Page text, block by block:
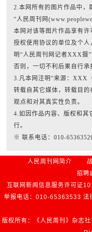
2.本网所有的图片作品中，
“人民周刊网
本网对该等图片作品享有
授权使用协议的单位及个
明“人民周刊网记者XXX摄
否则，一切不利后果自行承
3.凡本网注明“来源：XXX
转载自其它媒体，转载目
观点和对其真实性负责。
4.如因作品内容、版权和其
行。
※ 联系电话：010-
人民周刊网简介
招聘
互联网新闻信息服务许可证
举报电话：010-65363533 法
版权所有：《人民周刊》杂志